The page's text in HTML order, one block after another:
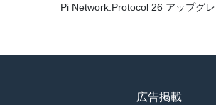
Pi Network:Protocol 26 アップグ
広告掲載